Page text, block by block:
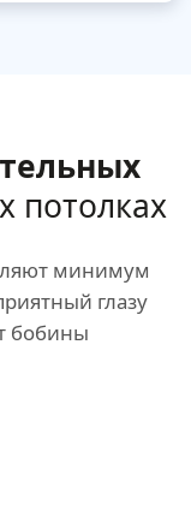
потолках
минимум
глазу
бобины